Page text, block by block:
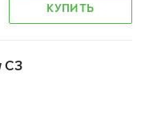
КУПИТЬ
C3